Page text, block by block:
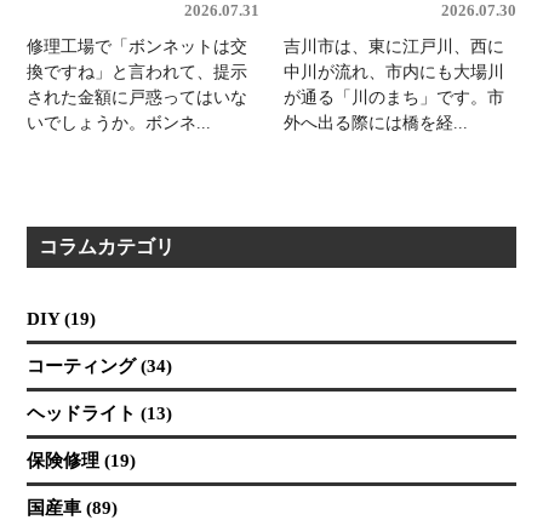
2026.07.31
修理工場で「ボンネットは交
換ですね」と言われて、提示
された金額に戸惑ってはいな
いでしょうか。ボンネ...
2026.07.30
吉川市は、東に江戸川、西に
中川が流れ、市内にも大場川
が通る「川のまち」です。市
外へ出る際には橋を経...
コラムカテゴリ
DIY (19)
コーティング (34)
ヘッドライト (13)
保険修理 (19)
国産車 (89)